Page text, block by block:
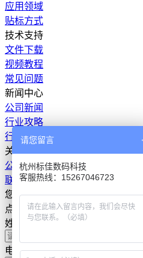
应用领域
贴标方式
技术支持
文件下载
视频教程
常见问题
新闻中心
公司新闻
行业攻略
行业资讯
关于我们
公司介绍
联系我们
您有任何问题
点击下方按钮,与我们取得联系。
姓名
电话
请您留言
杭州标佳数码科技
客服热线：15267046723